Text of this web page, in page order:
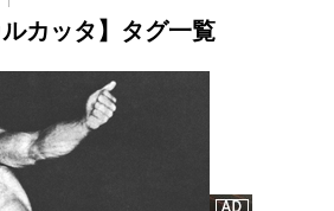
ルカッタ】タグ一覧